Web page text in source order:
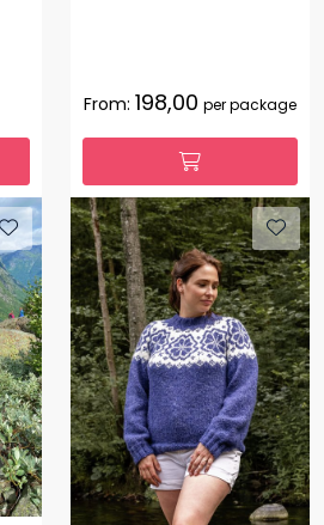
From: 198,00 per package